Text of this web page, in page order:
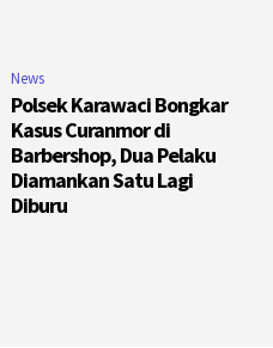
News
Polsek Karawaci Bongkar
Kasus Curanmor di
Barbershop, Dua Pelaku
Diamankan Satu Lagi
Diburu